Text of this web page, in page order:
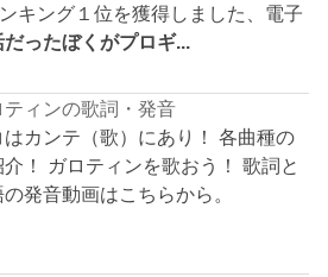
キング１位を獲得しました、電子
だったぼくがプロギ...
ティンの歌詞・発音
はカンテ（歌）にあり！ 各曲種の
！ ガロティンを歌おう！ 歌詞と
発音動画はこちらから。